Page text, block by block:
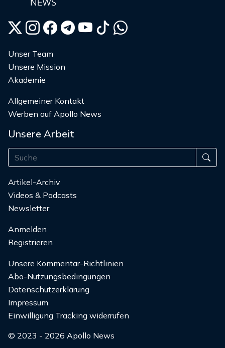
Unser Team
Unsere Mission
Akademie
Allgemeiner Kontakt
Werben auf Apollo News
Unsere Arbeit
Artikel-Archiv
Videos & Podcasts
Newsletter
Anmelden
Registrieren
Unsere Kommentar-Richtlinien
Abo-Nutzungsbedingungen
Datenschutzerklärung
Impressum
Einwilligung Tracking widerrufen
© 2023 - 2026 Apollo News